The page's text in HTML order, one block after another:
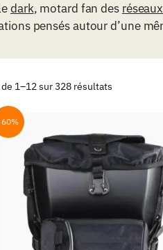
dark, motard fan des
pensés autour d’une
1–12 sur 328 résultats